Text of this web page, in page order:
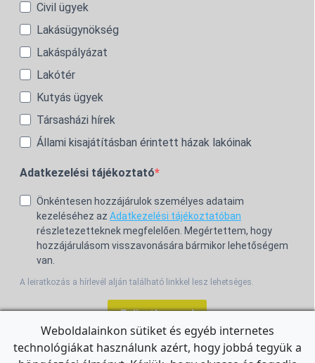
Civil ügyek
Lakásügynökség
Lakáspályázat
Lakótér
Kutyás ügyek
Társasházi hírek
Állami kisajátításban érintett házak lakóinak
Adatkezelési tájékoztató
Önkéntesen hozzájárulok személyes adataim
kezeléséhez az Adatkezelési tájékoztatóban
részletezetteknek megfelelően. Megértettem, hogy
hozzájárulásom visszavonására bármikor lehetőségem
van.
A leiratkozás a hírlevél alján található linkkel lesz lehetséges.
Feliratkozom!
Weboldalainkon sütiket és egyéb internetes
technológiákat használunk azért, hogy jobbá tegyük a